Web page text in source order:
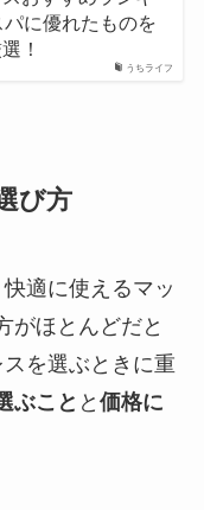
うちライフ
に優れたものを
！
び方
適に使えるマッ
がほとんどだと
を選ぶときに重
ぶこと と 価格に